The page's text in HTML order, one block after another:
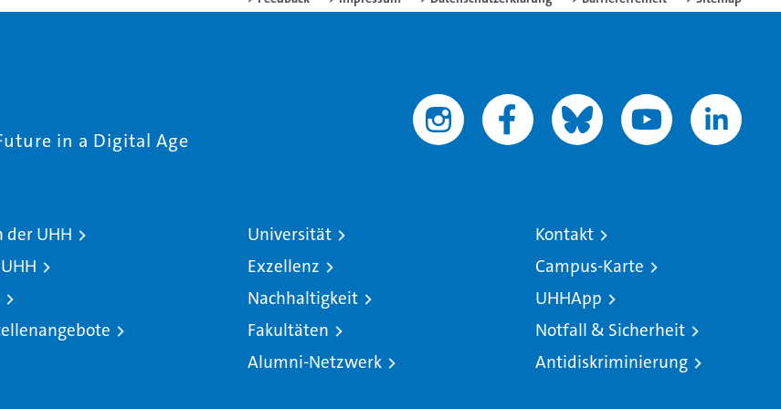
in a Digital Age
der UHH
Universität
Exzellenz
Nachhaltigkeit
Fakultäten
Alumni-Netzwerk
Kontakt
Campus-Karte
UHHApp
Notfall & Sicherheit
Antidiskriminierung